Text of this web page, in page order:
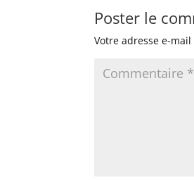
Poster le
Votre adresse e-